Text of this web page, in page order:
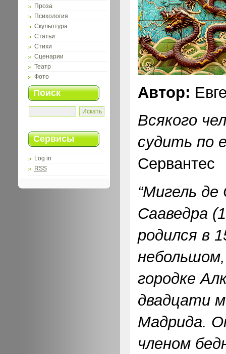
Проза
Психология
Скульптура
Статьи
Стихи
Сценарии
Театр
Фото
Поиск
Сервисы
Log in
RSS
Автор:
Всякого
судить по
Сервантес
“Мигель
Сааведра
родился в
городке
двадцати
Мадрида.
членом